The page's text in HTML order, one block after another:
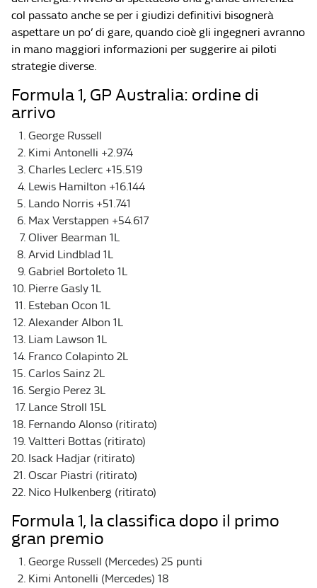
col passato anche se per i giudizi definitivi bisognerà
aspettare un po’ di gare, quando cioè gli ingegneri avranno
in mano maggiori informazioni per suggerire ai piloti
strategie diverse.
Formula 1, GP Australia: ordine di
arrivo
George Russell
Kimi Antonelli +2.974
Charles Leclerc +15.519
Lewis Hamilton +16.144
Lando Norris +51.741
Max Verstappen +54.617
Oliver Bearman 1L
Arvid Lindblad 1L
Gabriel Bortoleto 1L
Pierre Gasly 1L
Esteban Ocon 1L
Alexander Albon 1L
Liam Lawson 1L
Franco Colapinto 2L
Carlos Sainz 2L
Sergio Perez 3L
Lance Stroll 15L
Fernando Alonso (ritirato)
Valtteri Bottas (ritirato)
Isack Hadjar (ritirato)
Oscar Piastri (ritirato)
Nico Hulkenberg (ritirato)
Formula 1, la classifica dopo il primo
gran premio
George Russell (Mercedes) 25 punti
Kimi Antonelli (Mercedes) 18